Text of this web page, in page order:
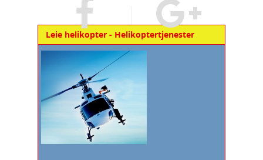
Leie helikopter - Helikoptertjenester